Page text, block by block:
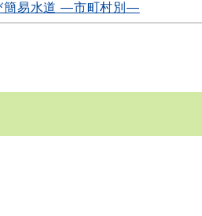
簡易水道 ―市町村別―